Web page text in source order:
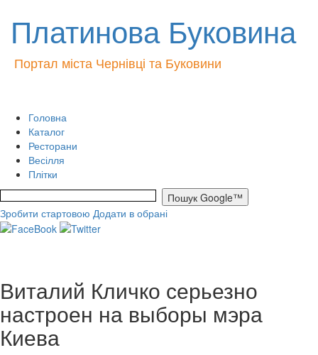
Платинова Буковина
Портал міста Чернівці та Буковини
Головна
Каталог
Ресторани
Весілля
Плітки
Зробити стартовою Додати в обрані
Виталий Кличко серьезно
настроен на выборы мэра
Киева